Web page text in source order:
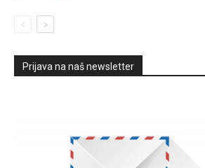
Prijava na naš newsletter